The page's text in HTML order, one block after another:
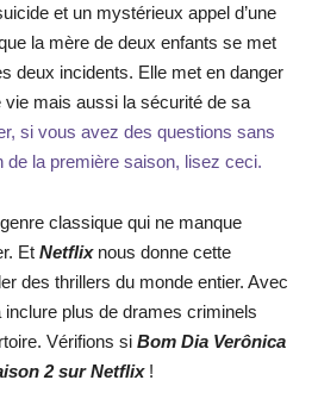
et un mystérieux appel d’une
la mère de deux enfants se met
deux incidents. Elle met en danger
vie mais aussi la sécurité de sa
si vous avez des questions sans
de la première saison, lisez ceci.
classique qui ne manque
Et Netflixnous donne cette
des thrillers du monde entier. Avec
plus de drames criminels
Vérifions si Bom Dia Verônica
2 sur Netflix!